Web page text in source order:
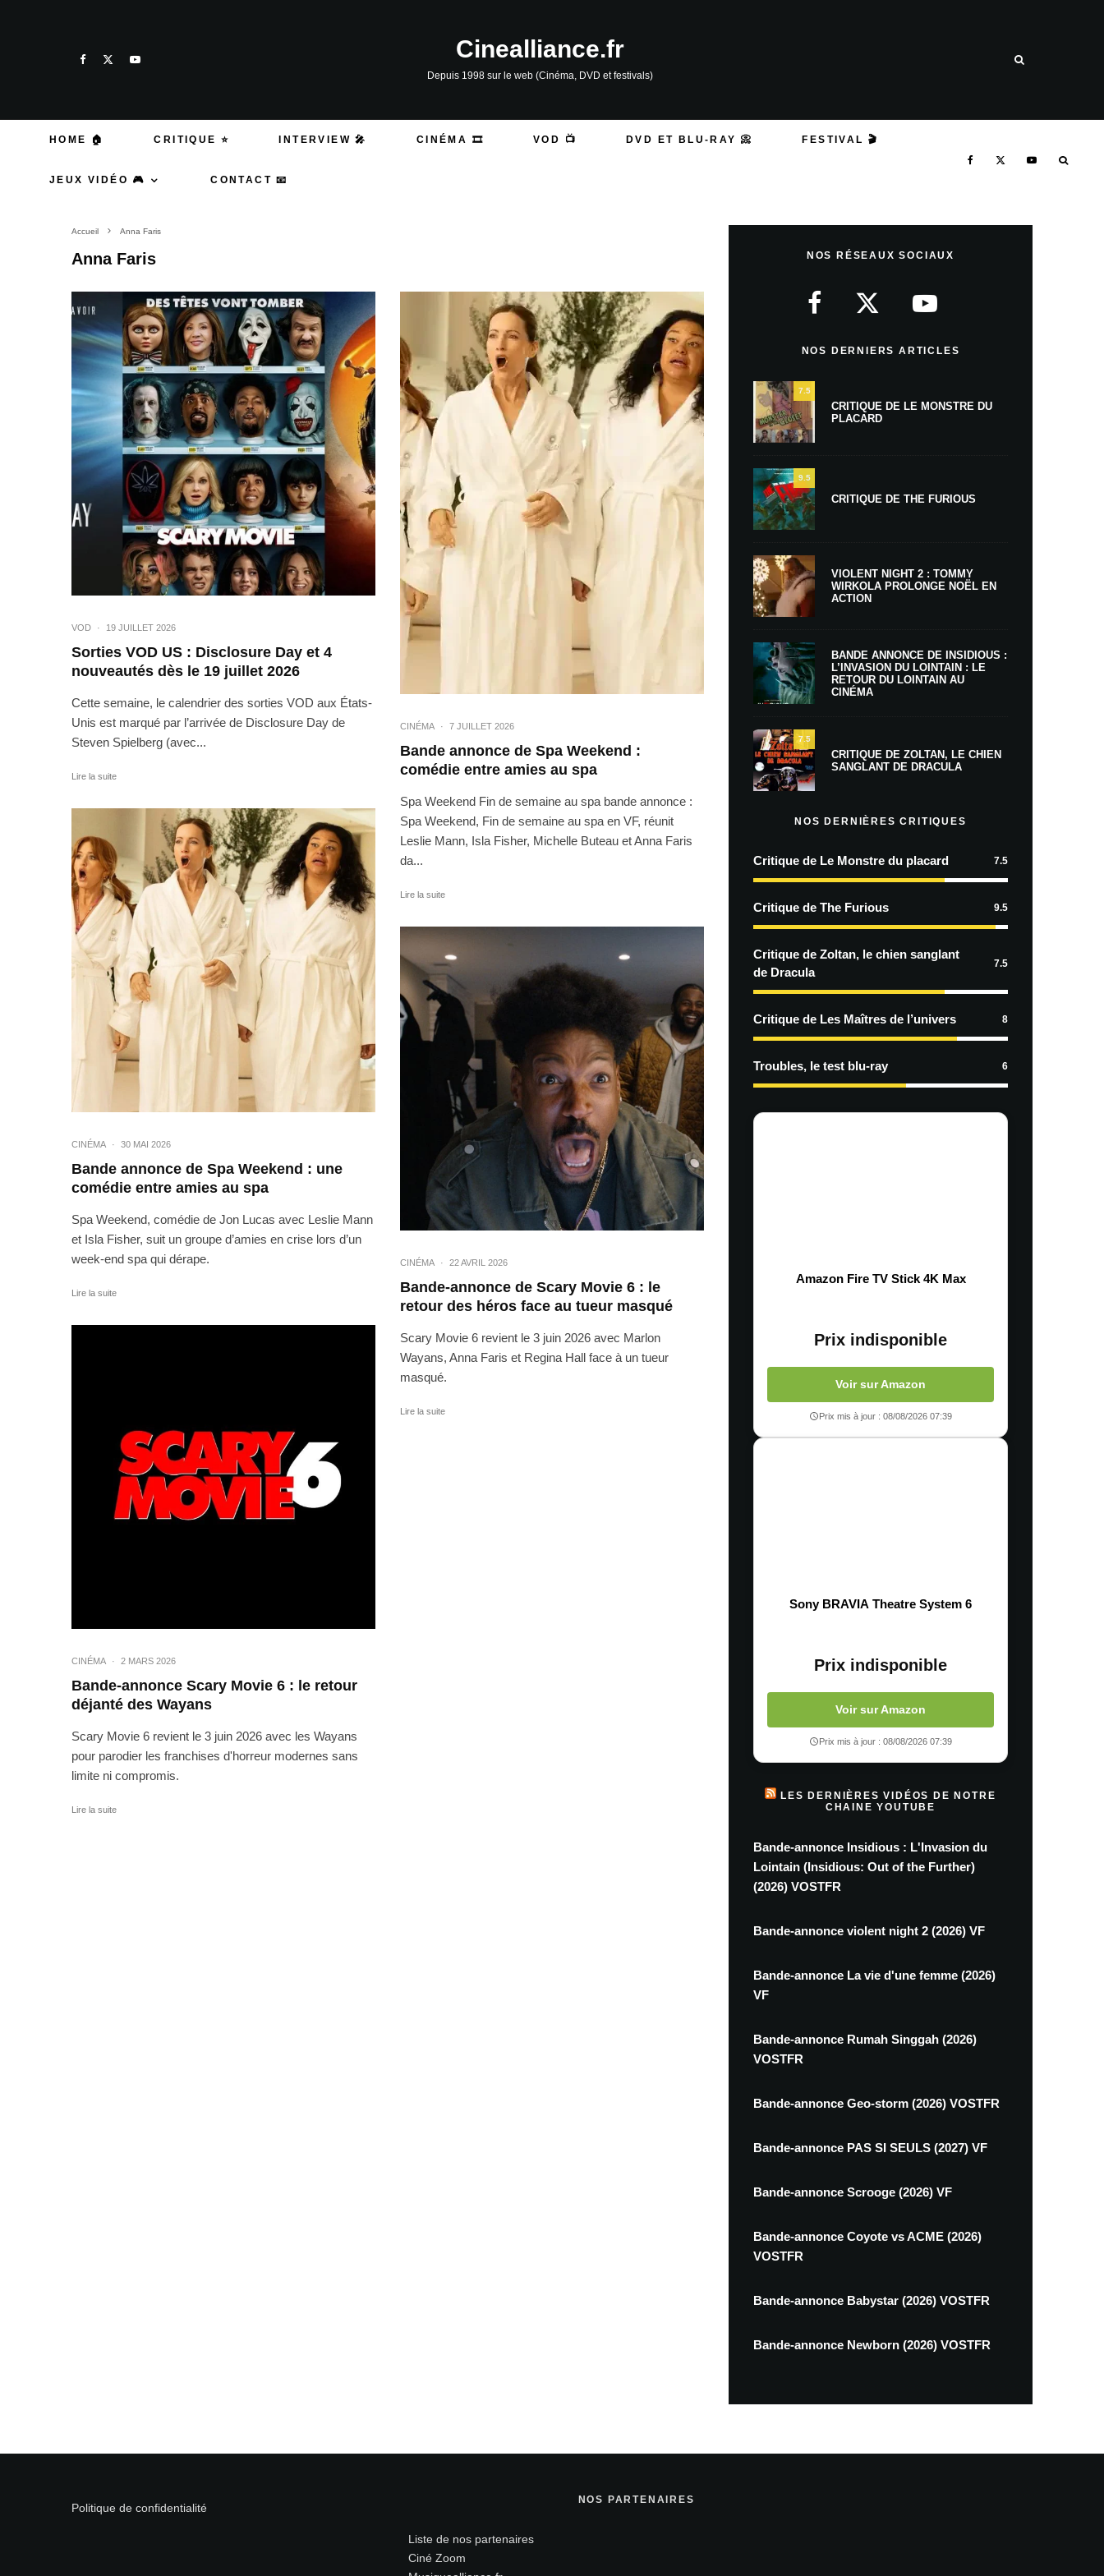
Cinealliance.fr
Depuis 1998 sur le web (Cinéma, DVD et festivals)
HOME 🏠 CRITIQUE ⭐ INTERVIEW 🎤 CINÉMA 🎞️ VOD 📺 DVD ET BLU-RAY 📀 FESTIVAL 🎬
JEUX VIDÉO 🎮 CONTACT 📧
Accueil Anna Faris
Anna Faris
VOD · 19 JUILLET 2026
Sorties VOD US : Disclosure Day et 4
nouveautés dès le 19 juillet 2026
Cette semaine, le calendrier des sorties VOD aux États-
Unis est marqué par l’arrivée de Disclosure Day de
Steven Spielberg (avec...
Lire la suite
CINÉMA · 30 MAI 2026
Bande annonce de Spa Weekend : une
comédie entre amies au spa
Spa Weekend, comédie de Jon Lucas avec Leslie Mann
et Isla Fisher, suit un groupe d’amies en crise lors d’un
week-end spa qui dérape.
Lire la suite
CINÉMA · 2 MARS 2026
Bande-annonce Scary Movie 6 : le retour
déjanté des Wayans
Scary Movie 6 revient le 3 juin 2026 avec les Wayans
pour parodier les franchises d'horreur modernes sans
limite ni compromis.
Lire la suite
CINÉMA · 7 JUILLET 2026
Bande annonce de Spa Weekend :
comédie entre amies au spa
Spa Weekend Fin de semaine au spa bande annonce :
Spa Weekend, Fin de semaine au spa en VF, réunit
Leslie Mann, Isla Fisher, Michelle Buteau et Anna Faris
da...
Lire la suite
CINÉMA · 22 AVRIL 2026
Bande-annonce de Scary Movie 6 : le
retour des héros face au tueur masqué
Scary Movie 6 revient le 3 juin 2026 avec Marlon
Wayans, Anna Faris et Regina Hall face à un tueur
masqué.
Lire la suite
NOS RÉSEAUX SOCIAUX
NOS DERNIERS ARTICLES
7.5
CRITIQUE DE LE MONSTRE DU
PLACARD
9.5
CRITIQUE DE THE FURIOUS
VIOLENT NIGHT 2 : TOMMY
WIRKOLA PROLONGE NOËL EN
ACTION
BANDE ANNONCE DE INSIDIOUS :
L’INVASION DU LOINTAIN : LE
RETOUR DU LOINTAIN AU
CINÉMA
7.5
CRITIQUE DE ZOLTAN, LE CHIEN
SANGLANT DE DRACULA
NOS DERNIÈRES CRITIQUES
Critique de Le Monstre du placard 7.5
Critique de The Furious 9.5
Critique de Zoltan, le chien sanglant
de Dracula
7.5
Critique de Les Maîtres de l’univers 8
Troubles, le test blu-ray 6
Amazon Fire TV Stick 4K Max
Prix indisponible
Voir sur Amazon
Prix mis à jour : 08/08/2026 07:39
Sony BRAVIA Theatre System 6
Prix indisponible
Voir sur Amazon
Prix mis à jour : 08/08/2026 07:39
LES DERNIÈRES VIDÉOS DE NOTRE
CHAINE YOUTUBE
Bande-annonce Insidious : L'Invasion du
Lointain (Insidious: Out of the Further)
(2026) VOSTFR
Bande-annonce violent night 2 (2026) VF
Bande-annonce La vie d'une femme (2026)
VF
Bande-annonce Rumah Singgah (2026)
VOSTFR
Bande-annonce Geo-storm (2026) VOSTFR
Bande-annonce PAS SI SEULS (2027) VF
Bande-annonce Scrooge (2026) VF
Bande-annonce Coyote vs ACME (2026)
VOSTFR
Bande-annonce Babystar (2026) VOSTFR
Bande-annonce Newborn (2026) VOSTFR
Politique de confidentialité
NOS PARTENAIRES
Liste de nos partenaires
Ciné Zoom